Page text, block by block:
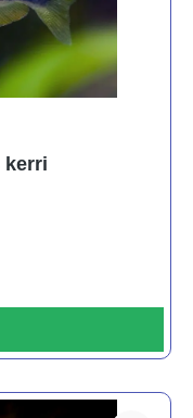
kerri